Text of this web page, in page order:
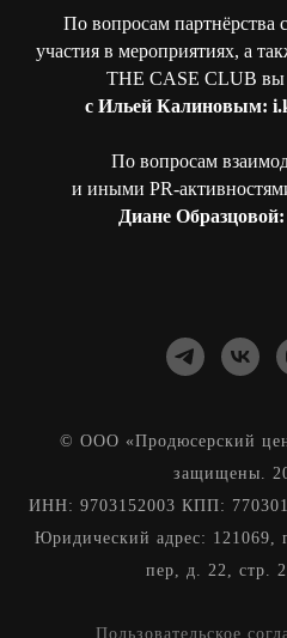
По вопросам партнёрства
участия в мероприятиях, а
THE CASE CLUB вы
c Ильей Калиновым:
По вопросам
и иными PR-
Диане
© ООО «Продюсерский
защищены.
ИНН: 9703152003 КПП:
Юридический адрес: 121069,
пер, д. 22, стр.
Пользовательское